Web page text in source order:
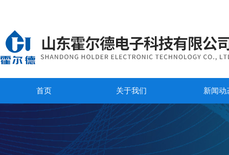
首页 关于我们 新闻动